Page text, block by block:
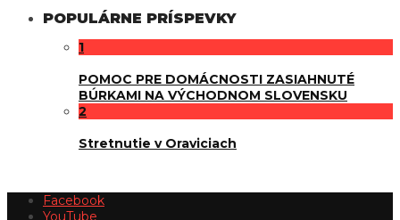
POPULÁRNE PRÍSPEVKY
1
POMOC PRE DOMÁCNOSTI ZASIAHNUTÉ
BÚRKAMI NA VÝCHODNOM SLOVENSKU
2
Stretnutie v Oraviciach
Facebook
YouTube